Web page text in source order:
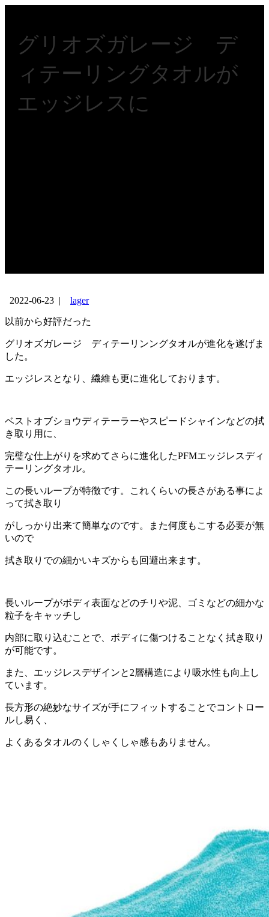
グリオズガレージ デ
ィテーリングタオルが
エッジレスに
2022-06-23 | lager
以前から好評だった
グリオズガレージ ディテーリンングタオルが進化を遂げま
した。
エッジレスとなり、繊維も更に進化しております。
ベストオブショウディテーラーやスピードシャインなどの拭
き取り用に、
完璧な仕上がりを求めてさらに進化したPFMエッジレスディ
テーリングタオル。
この長いループが特徴です。これくらいの長さがある事によ
って拭き取り
がしっかり出来て簡単なのです。また何度もこする必要が無
いので
拭き取りでの細かいキズからも回避出来ます。
長いループがボディ表面などのチリや泥、ゴミなどの細かな
粒子をキャッチし
内部に取り込むことで、ボディに傷つけることなく拭き取り
が可能です。
また、エッジレスデザインと2層構造により吸水性も向上し
ています。
長方形の絶妙なサイズが手にフィットすることでコントロー
ルし易く、
よくあるタオルのくしゃくしゃ感もありません。